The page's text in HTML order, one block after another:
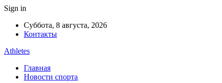
Sign in
Суббота, 8 августа, 2026
Контакты
Athletes
Главная
Новости спорта